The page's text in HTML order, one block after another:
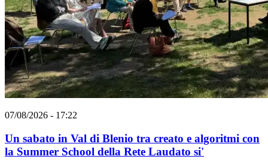
07/08/2026 - 17:22
Un sabato in Val di Blenio tra creato e algoritmi con
la Summer School della Rete Laudato si'